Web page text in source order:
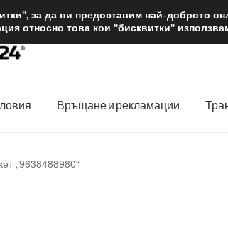
от 12 лв.
Връщане и рекламации
„9638488980“
за да ви предоставим най-доброто
относно това кои "бисквитки"